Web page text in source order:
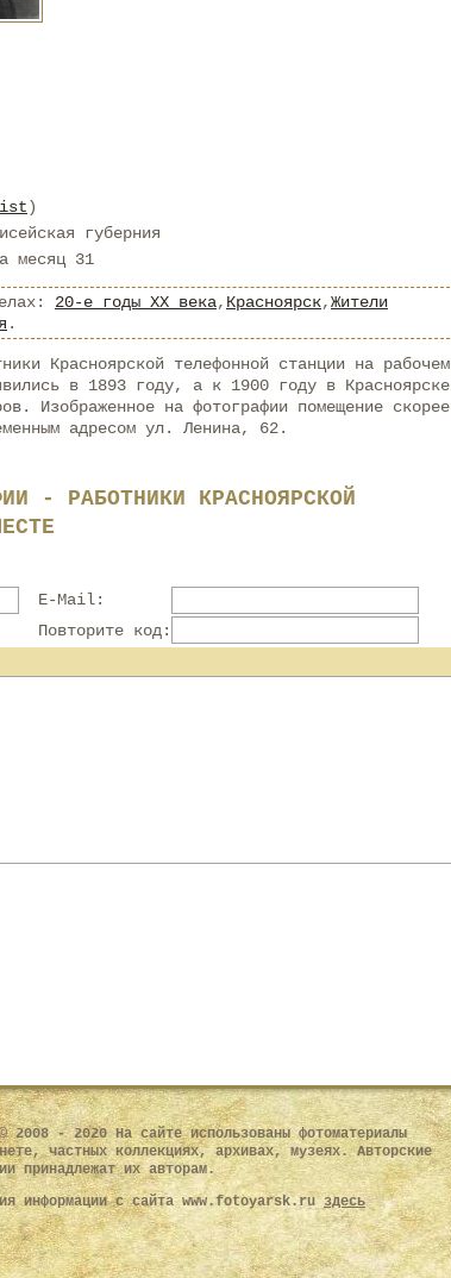
)
губерния
месяц 31
20-е годы XX века, Красноярск,Жители
.
Красноярской телефонной станции на рабочем
в 1893 году, а к 1900 году в Красноярске
Изображенное на фотографии помещение скорее
адресом ул. Ленина, 62.
- РАБОТНИКИ КРАСНОЯРСКОЙ
E-Mail:
Повторите код:
- 2020 На сайте использованы фотоматериалы
частных коллекциях, архивах, музеях. Авторские
принадлежат их авторам.
информации с сайта www.fotoyarsk.ruздесь